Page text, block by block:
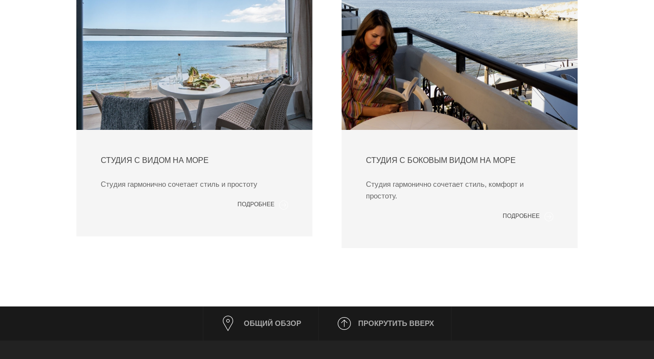
СТУДИЯ С ВИДОМ НА МОРЕ
Студия гармонично сочетает стиль и простоту
ПОДРОБНЕЕ
СТУДИЯ С БОКОВЫМ ВИДОМ НА МОРЕ
Студия гармонично сочетает стиль, комфорт и
простоту.
ПОДРОБНЕЕ
ОБЩИЙ ОБЗОР ПРОКРУТИТЬ ВВЕРХ